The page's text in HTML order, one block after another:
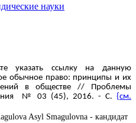
науки
указать ссылку на данную
обычное право: принципы и их
в обществе // Проблемы
№ 03 (45), 2016. - С. {см.
Asyl Smagulovna - кандидат